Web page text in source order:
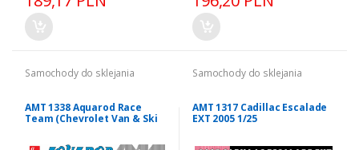
Samochody do sklejania
AMT 1338 Aquarod Race
Team (Chevrolet Van & Ski
Samochody do sklejania
AMT 1317 Cadillac Escalade
EXT 2005 1/25